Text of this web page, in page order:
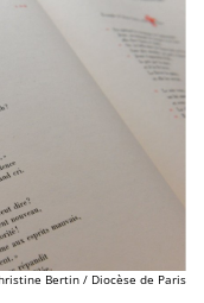
Bertin / Diocèse de Paris